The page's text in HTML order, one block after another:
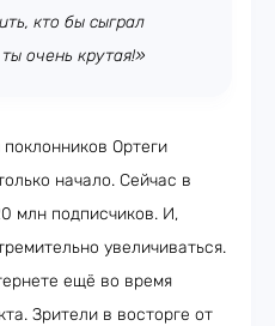
кто бы сыграл
очень крутая!»
Ортеги
начало. Сейчас в
млн подписчиков. И,
увеличиваться.
ещё во время
Зрители в восторге от